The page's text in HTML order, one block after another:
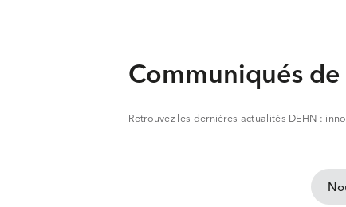
Communiqués de
Retrouvez les dernières actualités DEHN :